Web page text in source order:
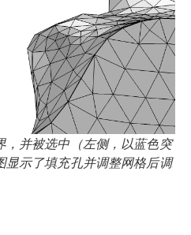
，并被选中（左侧，以蓝色突
显示了填充孔并调整网格后调